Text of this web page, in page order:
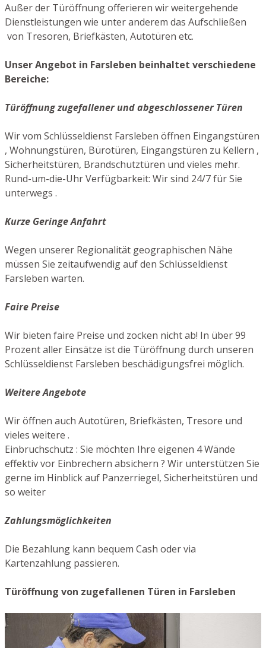
Außer der Türöffnung offerieren wir weitergehende
Dienstleistungen wie unter anderem das Aufschließen
von Tresoren, Briefkästen, Autotüren etc.
Unser Angebot in Farsleben beinhaltet verschiedene
Bereiche:
Türöffnung zugefallener und abgeschlossener Türen
Wir vom Schlüsseldienst Farsleben öffnen Eingangstüren
, Wohnungstüren, Bürotüren, Eingangstüren zu Kellern ,
Sicherheitstüren, Brandschutztüren und vieles mehr.
Rund-um-die-Uhr Verfügbarkeit: Wir sind 24/7 für Sie
unterwegs .
Kurze Geringe Anfahrt
Wegen unserer Regionalität geographischen Nähe
müssen Sie zeitaufwendig auf den Schlüsseldienst
Farsleben warten.
Faire Preise
Wir bieten faire Preise und zocken nicht ab! In über 99
Prozent aller Einsätze ist die Türöffnung durch unseren
Schlüsseldienst Farsleben beschädigungsfrei möglich.
Weitere Angebote
Wir öffnen auch Autotüren, Briefkästen, Tresore und
vieles weitere .
Einbruchschutz : Sie möchten Ihre eigenen 4 Wände
effektiv vor Einbrechern absichern ? Wir unterstützen Sie
gerne im Hinblick auf Panzerriegel, Sicherheitstüren und
so weiter
Zahlungsmöglichkeiten
Die Bezahlung kann bequem Cash oder via
Kartenzahlung passieren.
Türöffnung von zugefallenen Türen in Farsleben